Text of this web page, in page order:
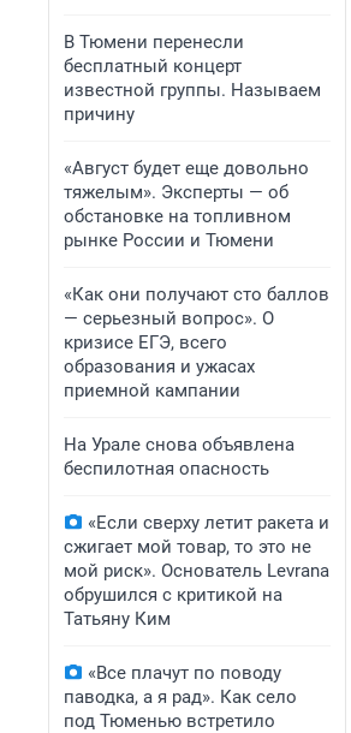
В Тюмени перенесли
бесплатный концерт
известной группы. Называем
причину
«Август будет еще довольно
тяжелым». Эксперты — об
обстановке на топливном
рынке России и Тюмени
«Как они получают сто баллов
— серьезный вопрос». О
кризисе ЕГЭ, всего
образования и ужасах
приемной кампании
На Урале снова объявлена
беспилотная опасность
«Если сверху летит ракета и
сжигает мой товар, то это не
мой риск». Основатель Levrana
обрушился с критикой на
Татьяну Ким
«Все плачут по поводу
паводка, а я рад». Как село
под Тюменью встретило